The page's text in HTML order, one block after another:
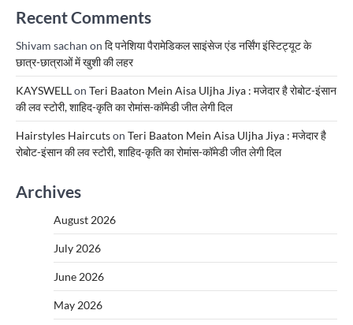
Recent Comments
Shivam sachan on दि पनेशिया पैरामेडिकल साइंसेज एंड नर्सिंग इंस्टिट्यूट के
छात्र-छात्राओं में खुशी की लहर
KAYSWELLon Teri Baaton Mein Aisa Uljha Jiya : मजेदार है रोबोट-इंसान
की लव स्टोरी, शाहिद-कृति का रोमांस-कॉमेडी जीत लेगी दिल
Hairstyles Haircutson Teri Baaton Mein Aisa Uljha Jiya : मजेदार है
रोबोट-इंसान की लव स्टोरी, शाहिद-कृति का रोमांस-कॉमेडी जीत लेगी दिल
Archives
August 2026
July 2026
June 2026
May 2026